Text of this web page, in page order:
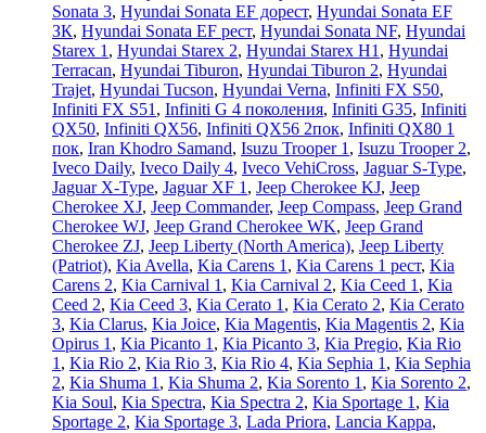
Sonata 3, Hyundai Sonata EF дорест, Hyundai Sonata EF
ЗК, Hyundai Sonata EF рест, Hyundai Sonata NF, Hyundai
Starex 1 , Hyundai Starex 2, Hyundai Starex H1 , Hyundai
Terracan, Hyundai Tiburon, Hyundai Tiburon 2, Hyundai
Trajet, Hyundai Tucson, Hyundai Verna, Infiniti FX S50,
Infiniti FX S51 , Infiniti G 4 поколения, Infiniti G35, Infiniti
QX50, Infiniti QX56, Infiniti QX56 2пок, Infiniti QX80 1
пок, Iran Khodro Samand, Isuzu Trooper 1 , Isuzu Trooper 2,
Iveco Daily, Iveco Daily 4, Iveco VehiCross, Jaguar S-Type,
Jaguar X-Type, Jaguar XF 1 , Jeep Cherokee KJ, Jeep
Cherokee XJ, Jeep Commander, Jeep Compass, Jeep Grand
Cherokee WJ, Jeep Grand Cherokee WK, Jeep Grand
Cherokee ZJ, Jeep Liberty (North America), Jeep Liberty
(Patriot), Kia Avella, Kia Carens 1 , Kia Carens 1 рест, Kia
Carens 2, Kia Carnival 1 , Kia Carnival 2, Kia Ceed 1 , Kia
Ceed 2, Kia Ceed 3, Kia Cerato 1 , Kia Cerato 2, Kia Cerato
3, Kia Clarus, Kia Joice, Kia Magentis, Kia Magentis 2, Kia
Opirus 1 , Kia Picanto 1 , Kia Picanto 3, Kia Pregio, Kia Rio
1 , Kia Rio 2, Kia Rio 3, Kia Rio 4, Kia Sephia 1 , Kia Sephia
2, Kia Shuma 1 , Kia Shuma 2, Kia Sorento 1 , Kia Sorento 2,
Kia Soul, Kia Spectra, Kia Spectra 2, Kia Sportage 1 , Kia
Sportage 2, Kia Sportage 3, Lada Priora, Lancia Kappa,